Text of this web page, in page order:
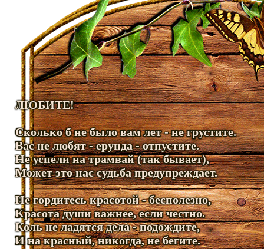
ЛЮБИТЕ!
Сколько б не было вам лет - не грустите.
Вас не любят - ерунда - отпустите.
Не успели на трамвай (так бывает),
Может это нас судьба предупреждает.
Не гордитесь красотой - бесполезно,
Красота души важнее, если честно.
Коль не ладятся дела - подождите,
И на красный, никогда, не бегите.